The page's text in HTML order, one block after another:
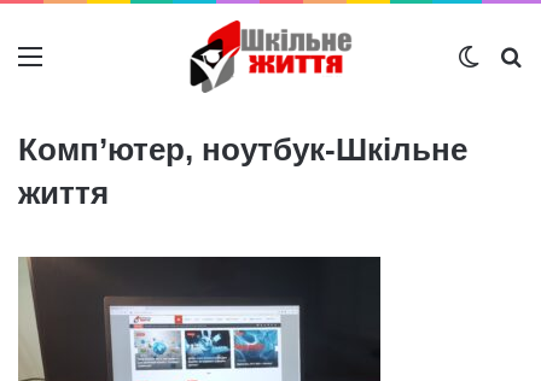
Меню
Комп’ютер, ноутбук-Шкільне
життя